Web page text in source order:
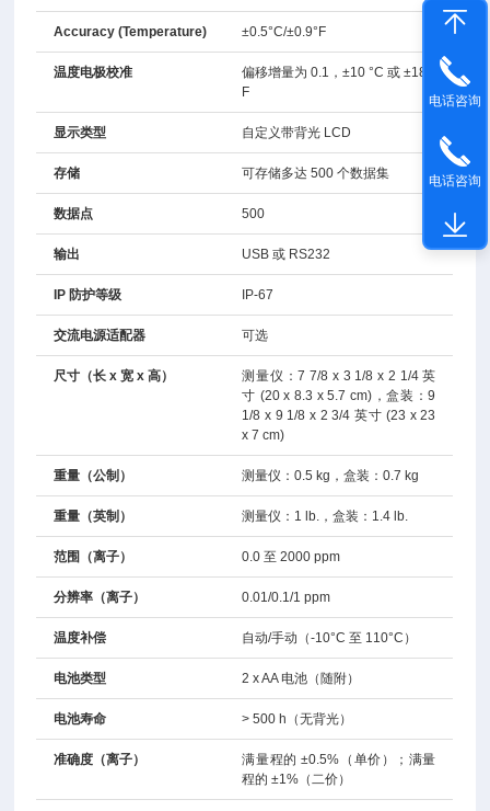
Accuracy (Temperature) ±0.5°C/±0.9°F
温度电极校准
偏移增量为 0.1，±10 °C 或 ±18 °
F
显示类型 自定义带背光 LCD
存储 可存储多达 500 个数据集
数据点 500
输出 USB 或 RS232
IP 防护等级 IP-67
交流电源适配器 可选
尺寸（长 x 宽 x 高）
测量仪：7 7/8 x 3 1/8 x 2 1/4 英
寸 (20 x 8.3 x 5.7 cm)，盒装：9
1/8 x 9 1/8 x 2 3/4 英寸 (23 x 23
x 7 cm)
重量（公制） 测量仪：0.5 kg，盒装：0.7 kg
重量（英制） 测量仪：1 lb.，盒装：1.4 lb.
范围（离子） 0.0 至 2000 ppm
分辨率（离子） 0.01/0.1/1 ppm
温度补偿 自动/手动（-10°C 至 110°C）
电池类型 2 x AA 电池（随附）
电池寿命 > 500 h（无背光）
准确度（离子）
满量程的 ±0.5%（单价）；满量
程的 ±1%（二价）
电话咨询
电话咨询